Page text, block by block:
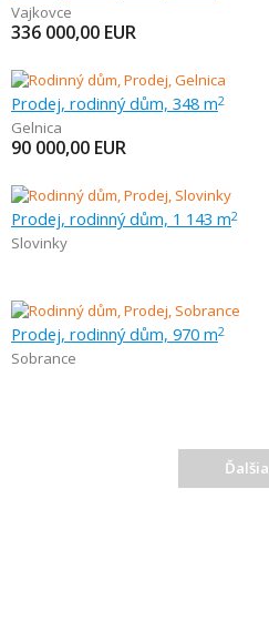
Vajkovce
336 000,00 EUR
Prodej, rodinný dům, 348 m2
Gelnica
90 000,00 EUR
Prodej, rodinný dům, 1 143 m2
Slovinky
Prodej, rodinný dům, 970 m2
Sobrance
Ďalšia